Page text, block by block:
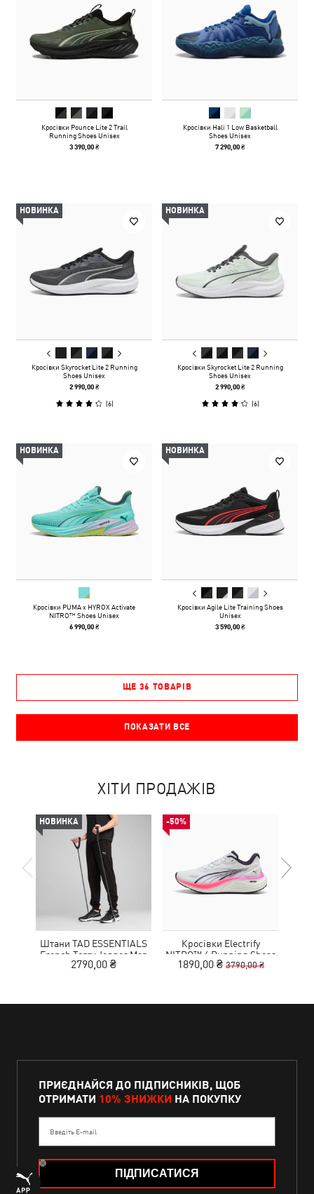
Кросівки Pounce Lite 2 Trail
Running Shoes Unisex
3 390,00 ₴
Кросівки Hali 1 Low Basketball
Shoes Unisex
7 290,00 ₴
НОВИНКА
Кросівки Skyrocket Lite 2 Running
Shoes Unisex
2 990,00 ₴
(6)
НОВИНКА
Кросівки Skyrocket Lite 2 Running
Shoes Unisex
2 990,00 ₴
(6)
НОВИНКА
Кросівки PUMA x HYROX Activate
NITRO™ Shoes Unisex
6 990,00 ₴
НОВИНКА
Кросівки Agile Lite Training Shoes
Unisex
3 590,00 ₴
ЩЕ 36 ТОВАРІВ
ПОКАЗАТИ ВСЕ
ХІТИ ПРОДАЖІВ
НОВИНКА
Штани TAD ESSENTIALS
French Terry Jogger Men
2790,00 ₴
-50%
Кросівки Electrify
NITRO™ 4 Running Shoes
Youth
1890,00 ₴ 3790,00 ₴
ПРИЄДНАЙСЯ ДО ПІДПИСНИКІВ, ЩОБ
ОТРИМАТИ 10% ЗНИЖКИ НА ПОКУПКУ
Введіть E-mail
ПІДПИСАТИСЯ